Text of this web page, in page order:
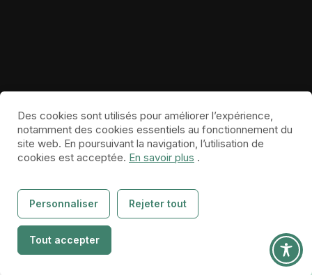
Naturopathe.pro © créé parthierrylaval.dev
Des cookies sont utilisés pour améliorer l’expérience,
notamment des cookies essentiels au fonctionnement du
site web. En poursuivant la navigation, l’utilisation de
cookies est acceptée. En savoir plus .
Personnaliser Rejeter tout
Tout accepter